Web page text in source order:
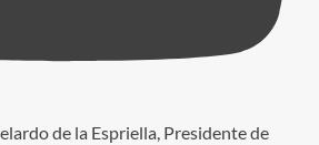
de la Espriella, Presidente de